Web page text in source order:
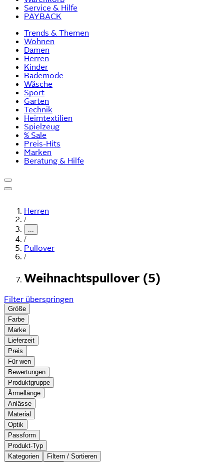
Service & Hilfe
PAYBACK
Trends & Themen
Wohnen
Damen
Herren
Kinder
Bademode
Wäsche
Sport
Garten
Technik
Heimtextilien
Spielzeug
% Sale
Preis-Hits
Marken
Beratung & Hilfe
Herren
/
...
/
Pullover
/
Weihnachtspullover (5)
Filter überspringen
Größe
Farbe
Marke
Lieferzeit
Preis
Für wen
Bewertungen
Produktgruppe
Ärmellänge
Anlässe
Material
Optik
Passform
Produkt-Typ
Kategorien
Filtern / Sortieren